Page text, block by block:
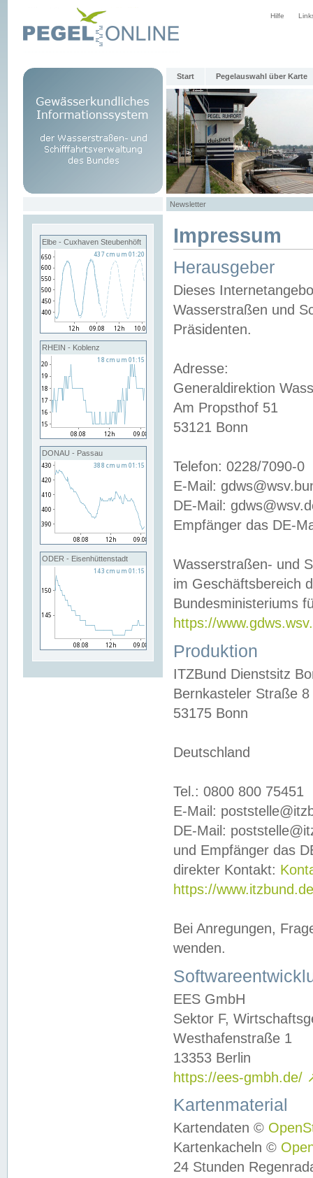
Hilfe
Start Pegelauswahl über Karte
Newsletter
Elbe - Cuxhaven Steubenhöft
RHEIN - Koblenz
DONAU - Passau
ODER - Eisenhüttenstadt
Impressum
Herausgeber
Dieses
Wasserstraßen und
Präsidenten.
Adresse:
Generaldirektion
Am Propsthof 51
53121 Bonn
Telefon: 0228/7090-0
E-Mail:
DE-Mail:
Empfänger das DE-
Wasserstraßen- und
im Geschäftsbereich
Bundesministeriums
https://
Produktion
ITZBund Dienstsitz
Bernkasteler Straße 8
53175 Bonn
Deutschland
Tel.: 0800 800 75451
E-Mail:
DE-Mail:
und Empfänger das
direkter Kontakt:
https://
Bei Anregungen,
wenden.
EES GmbH
Sektor F,
Westhafenstraße 1
13353 Berlin
https://ees-gmbh.de/
Kartenmaterial
Kartendaten ©
Kartenkacheln ©
24 Stunden